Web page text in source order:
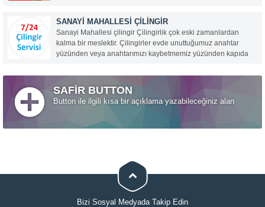
hattıyla Etiler ve çevresinde 7/24 profesyonel...
SANAYI MAHALLESI ÇILINGIR
Sanayi Mahallesi çilingir Çilingirlik çok eski zamanlardan
kalma bir meslektir. Çilingirler evde unuttuğumuz anahtar
yüzünden veya anahtarımızı kaybetmemiz yüzünden kapıda
yakın ve en hızlı çilingiri çağırırız ve o da gelip kapımızı...
SAFİR BUTTON
Button ile ilgili kısa bir açıklama yazabileceğiniz alan
Bizi Sosyal Medyada Takip Edin